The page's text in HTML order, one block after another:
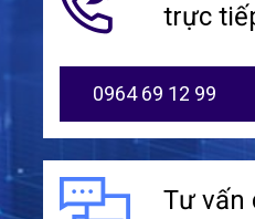
trực
0964 69 12 99
Tư vấn